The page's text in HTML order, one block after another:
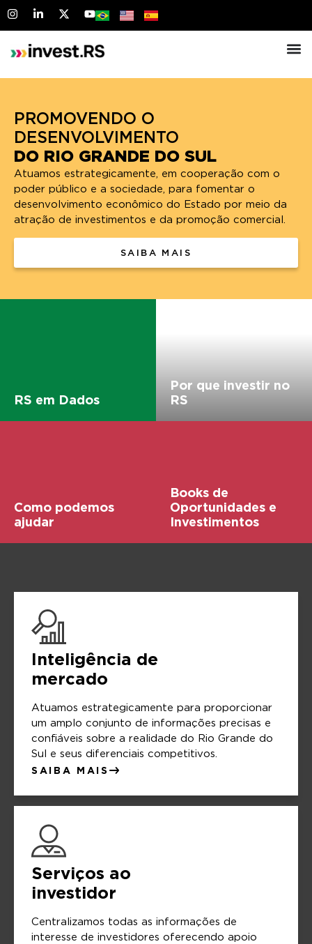
PROMOVENDO O
DO RIO GRANDE DO SUL
Atuamos estrategicamente, em cooperação com o
poder público e a sociedade, para fomentar o
desenvolvimento econômico do Estado por meio da
atração de investimentos e da promoção comercial.
SAIBA MAIS
RS em Dados
Por que investir no
RS
Como podemos
ajudar
Books de
Oportunidades e
Investimentos
Inteligência de
mercado
Atuamos estrategicamente para proporcionar
um amplo conjunto de informações precisas e
confiáveis sobre a realidade do Rio Grande do
Sul e seus diferenciais competitivos.
SAIBA MAIS
Serviços ao
investidor
Centralizamos todas as informações de
interesse de investidores oferecendo apoio